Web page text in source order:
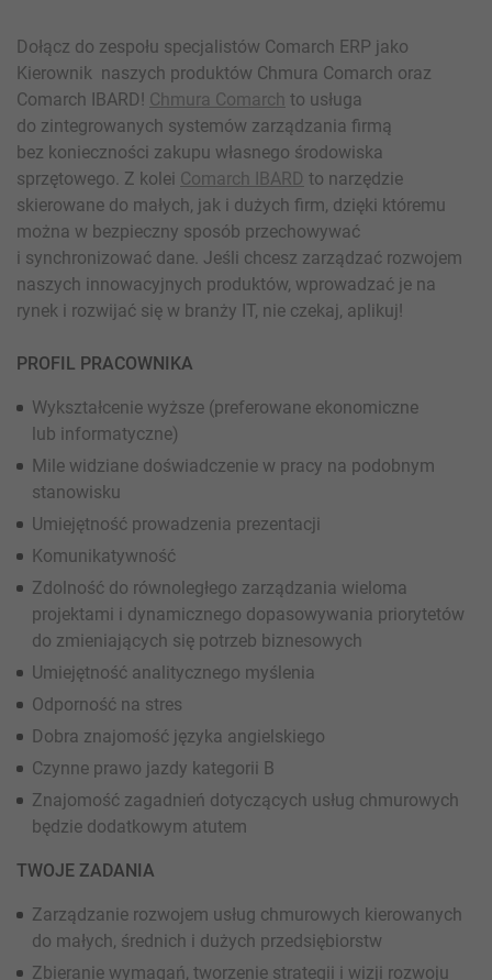
Dołącz do zespołu specjalistów Comarch ERP jako
Kierownik naszych produktów Chmura Comarch oraz
Comarch IBARD! Chmura Comarch to usługa
do zintegrowanych systemów zarządzania firmą
bez konieczności zakupu własnego środowiska
sprzętowego. Z kolei Comarch IBARD to narzędzie
skierowane do małych, jak i dużych firm, dzięki któremu
można w bezpieczny sposób przechowywać
i synchronizować dane. Jeśli chcesz zarządzać rozwojem
naszych innowacyjnych produktów, wprowadzać je na
rynek i rozwijać się w branży IT, nie czekaj, aplikuj!
PROFIL PRACOWNIKA
Wykształcenie wyższe (preferowane ekonomiczne
lub informatyczne)
Mile widziane doświadczenie w pracy na podobnym
stanowisku
Umiejętność prowadzenia prezentacji
Komunikatywność
Zdolność do równoległego zarządzania wieloma
projektami i dynamicznego dopasowywania priorytetów
do zmieniających się potrzeb biznesowych
Umiejętność analitycznego myślenia
Odporność na stres
Dobra znajomość języka angielskiego
Czynne prawo jazdy kategorii B
Znajomość zagadnień dotyczących usług chmurowych
będzie dodatkowym atutem
TWOJE ZADANIA
Zarządzanie rozwojem usług chmurowych kierowanych
do małych, średnich i dużych przedsiębiorstw
Zbieranie wymagań, tworzenie strategii i wizji rozwoju